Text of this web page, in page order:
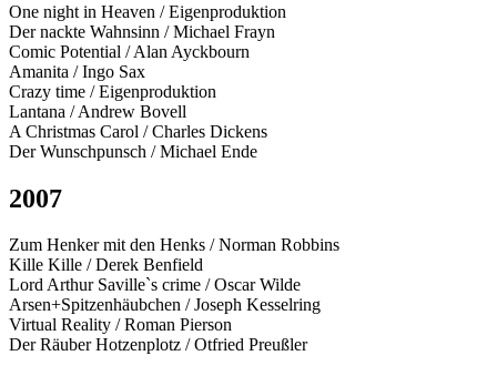
One night in Heaven / Eigenproduktion
Der nackte Wahnsinn / Michael Frayn
Comic Potential / Alan Ayckbourn
Amanita / Ingo Sax
Crazy time / Eigenproduktion
Lantana / Andrew Bovell
A Christmas Carol / Charles Dickens
Der Wunschpunsch / Michael Ende
2007
Zum Henker mit den Henks / Norman Robbins
Kille Kille / Derek Benfield
Lord Arthur Saville`s crime / Oscar Wilde
Arsen+Spitzenhäubchen / Joseph Kesselring
Virtual Reality / Roman Pierson
Der Räuber Hotzenplotz / Otfried Preußler